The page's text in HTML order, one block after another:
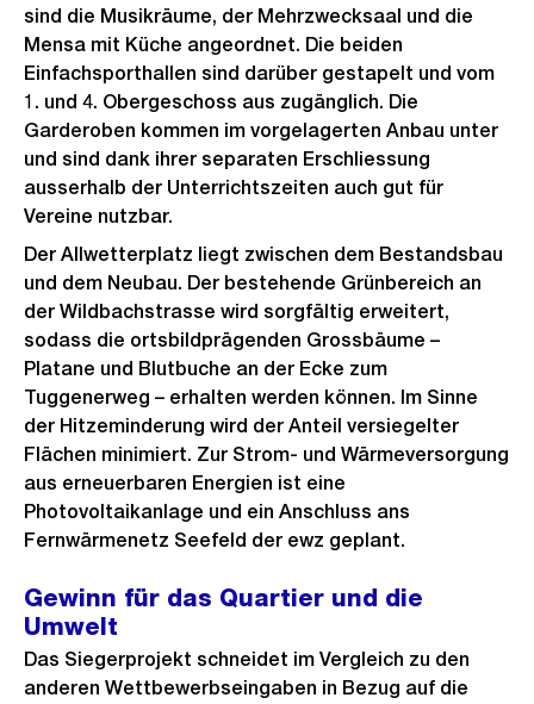
sind die Musikräume, der Mehrzwecksaal und die
Mensa mit Küche angeordnet. Die beiden
Einfachsporthallen sind darüber gestapelt und vom
1. und 4. Obergeschoss aus zugänglich. Die
Garderoben kommen im vorgelagerten Anbau unter
und sind dank ihrer separaten Erschliessung
ausserhalb der Unterrichtszeiten auch gut für
Vereine nutzbar.
Der Allwetterplatz liegt zwischen dem Bestandsbau
und dem Neubau. Der bestehende Grünbereich an
der Wildbachstrasse wird sorgfältig erweitert,
sodass die ortsbildprägenden Grossbäume –
Platane und Blutbuche an der Ecke zum
Tuggenerweg – erhalten werden können. Im Sinne
der Hitzeminderung wird der Anteil versiegelter
Flächen minimiert. Zur Strom- und Wärmeversorgung
aus erneuerbaren Energien ist eine
Photovoltaikanlage und ein Anschluss ans
Fernwärmenetz Seefeld der ewz geplant.
Gewinn für das Quartier und die
Umwelt
Das Siegerprojekt schneidet im Vergleich zu den
anderen Wettbewerbseingaben in Bezug auf die